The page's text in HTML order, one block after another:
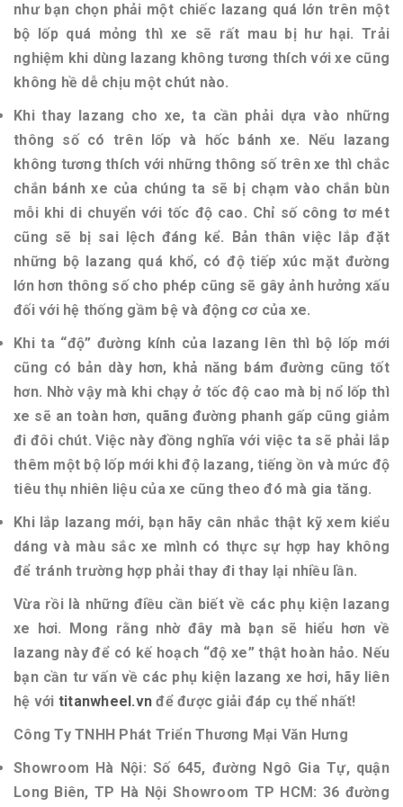
như bạn chọn phải một chiếc lazang quá lớn trên một
bộ lốp quá mỏng thì xe sẽ rất mau bị hư hại. Trải
nghiệm khi dùng lazang không tương thích với xe cũng
không hề dễ chịu một chút nào.
Khi thay lazang cho xe, ta cần phải dựa vào những
thông số có trên lốp và hốc bánh xe. Nếu lazang
không tương thích với những thông số trên xe thì chắc
chắn bánh xe của chúng ta sẽ bị chạm vào chắn bùn
mỗi khi di chuyển với tốc độ cao. Chỉ số công tơ mét
cũng sẽ bị sai lệch đáng kể. Bản thân việc lắp đặt
những bộ lazang quá khổ, có độ tiếp xúc mặt đường
lớn hơn thông số cho phép cũng sẽ gây ảnh hưởng xấu
đối với hệ thống gầm bệ và động cơ của xe.
Khi ta “độ” đường kính của lazang lên thì bộ lốp mới
cũng có bản dày hơn, khả năng bám đường cũng tốt
hơn. Nhờ vậy mà khi chạy ở tốc độ cao mà bị nổ lốp thì
xe sẽ an toàn hơn, quãng đường phanh gấp cũng giảm
đi đôi chút. Việc này đồng nghĩa với việc ta sẽ phải lắp
thêm một bộ lốp mới khi độ lazang, tiếng ồn và mức độ
tiêu thụ nhiên liệu của xe cũng theo đó mà gia tăng.
Khi lắp lazang mới, bạn hãy cân nhắc thật kỹ xem kiểu
dáng và màu sắc xe mình có thực sự hợp hay không
để tránh trường hợp phải thay đi thay lại nhiều lần.
Vừa rồi là những điều cần biết về các phụ kiện lazang
xe hơi. Mong rằng nhờ đây mà bạn sẽ hiểu hơn về
lazang này để có kế hoạch “độ xe” thật hoàn hảo. Nếu
bạn cần tư vấn về các phụ kiện lazang xe hơi, hãy liên
hệ với titanwheel.vn để được giải đáp cụ thể nhất!
Công Ty TNHH Phát Triển Thương Mại Văn Hưng
Showroom Hà Nội: Số 645, đường Ngô Gia Tự, quận
Long Biên, TP Hà Nội Showroom TP HCM: 36 đường